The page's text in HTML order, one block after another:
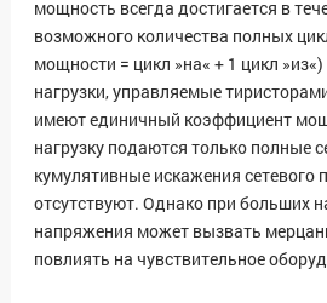
мощность всегда достигается в
возможного количества полных
мощности = цикл »на« + 1 цикл
нагрузки, управляемые
имеют единичный коэффициент
нагрузку подаются только полные
кумулятивные искажения сетевого
отсутствуют. Однако при больших
напряжения может вызвать
повлиять на чувствительное